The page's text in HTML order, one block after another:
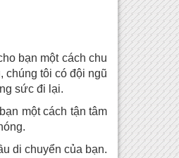
bạn một cách chu
chúng tôi có đội ngũ
sức đi lại.
một cách tận tâm
di chuyển của bạn.